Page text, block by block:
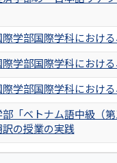
学部国際学科におけ
学部国際学科におけ
学部国際学科におけ
「ベトナム語中級（
の授業の実践